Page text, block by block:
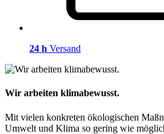
24 h Versand
Wir arbeiten klimabewusst.
Mit vielen konkreten ökologischen
Umwelt und Klima so gering wie